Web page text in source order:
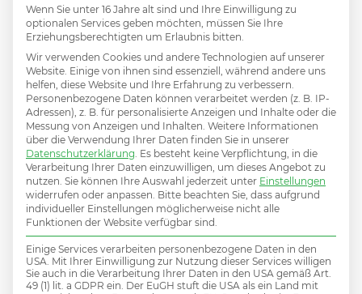
eigenen Stärken zu setzen, statt auf
„Masken“ oder künstliche Strategien.
Beispiel:
Ein Recruiting-Unternehmen, das klar
kommuniziert, wofür es steht (z. B.
persönliche Betreuung, schnelle
Lösungen), wird bei potenziellen
Kandidaten und natürlich auch bei
Kunden einen bleibenden Eindruck
hinterlassen und hebt sich dadurch
Wenn Sie unter 16 Jahre alt sind und Ihre Einwilligung zu
optionalen Services geben möchten, müssen Sie Ihre
Erziehungsberechtigten um Erlaubnis bitten.
Wir verwenden Cookies und andere Technologien auf unserer
Website. Einige von ihnen sind essenziell, während andere uns
helfen, diese Website und Ihre Erfahrung zu verbessern.
Personenbezogene Daten können verarbeitet werden (z. B. IP-
Adressen), z. B. für personalisierte Anzeigen und Inhalte oder die
Messung von Anzeigen und Inhalten. Weitere Informationen
über die Verwendung Ihrer Daten finden Sie in unserer
Datenschutzerklärung Es besteht keine Verpflichtung, in die
Verarbeitung Ihrer Daten einzuwilligen, um dieses Angebot zu
nutzen. Sie können Ihre Auswahl jederzeit unter Einstellungen
widerrufen oder anpassen. Bitte beachten Sie, dass aufgrund
individueller Einstellungen möglicherweise nicht alle
Funktionen der Website verfügbar sind.
Einige Services verarbeiten personenbezogene Daten in den
USA. Mit Ihrer Einwilligung zur Nutzung dieser Services willigen
Sie auch in die Verarbeitung Ihrer Daten in den USA gemäß Art.
49 (1) lit. a GDPR ein. Der EuGH stuft die USA als ein Land mit